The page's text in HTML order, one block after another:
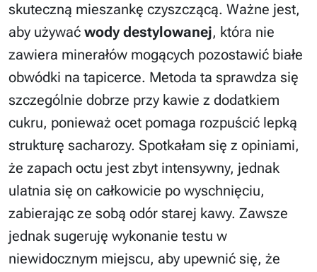
skuteczną mieszankę czyszczącą. Ważne jest,
aby używać wody destylowanej, która nie
zawiera minerałów mogących pozostawić białe
obwódki na tapicerce. Metoda ta sprawdza się
szczególnie dobrze przy kawie z dodatkiem
cukru, ponieważ ocet pomaga rozpuścić lepką
strukturę sacharozy. Spotkałam się z opiniami,
że zapach octu jest zbyt intensywny, jednak
ulatnia się on całkowicie po wyschnięciu,
zabierając ze sobą odór starej kawy. Zawsze
jednak sugeruję wykonanie testu w
niewidocznym miejscu, aby upewnić się, że